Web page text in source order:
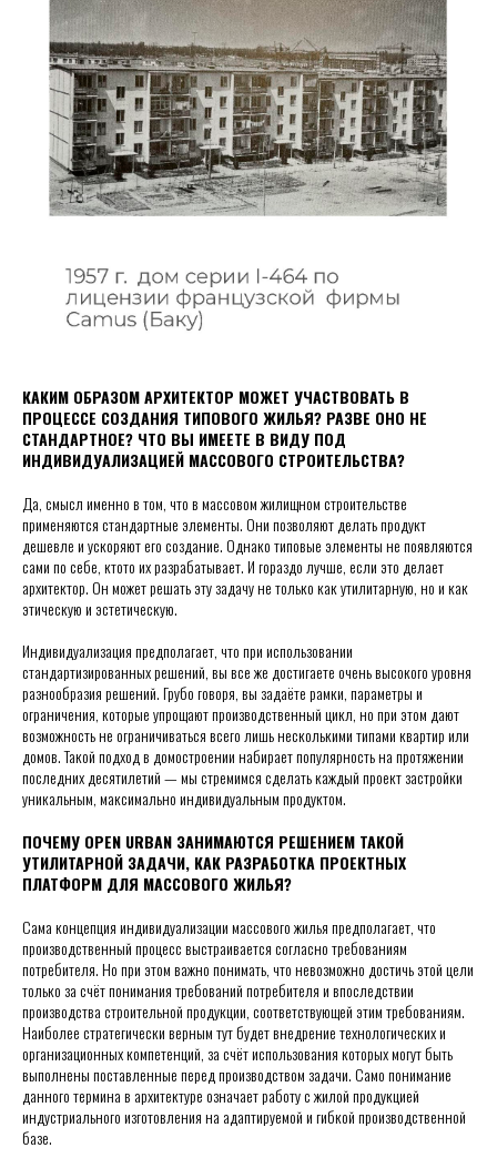
КАКИМ ОБРАЗОМ АРХИТЕКТОР МОЖЕТ УЧАСТВОВАТЬ В
ПРОЦЕССЕ СОЗДАНИЯ ТИПОВОГО ЖИЛЬЯ? РАЗВЕ ОНО НЕ
СТАНДАРТНОЕ? ЧТО ВЫ ИМЕЕТЕ В ВИДУ ПОД
ИНДИВИДУАЛИЗАЦИЕЙ МАССОВОГО СТРОИТЕЛЬСТВА?
Да, смысл именно в том, что в массовом жилищном строительстве
применяются стандартные элементы. Они позволяют делать продукт
дешевле и ускоряют его создание. Однако типовые элементы не появляются
сами по себе, ктото их разрабатывает. И гораздо лучше, если это делает
архитектор. Он может решать эту задачу не только как утилитарную, но и как
этическую и эстетическую.
Индивидуализация предполагает, что при использовании
стандартизированных решений, вы все же достигаете очень высокого уровня
разнообразия решений. Грубо говоря, вы задаёте рамки, параметры и
ограничения, которые упрощают производственный цикл, но при этом дают
возможность не ограничиваться всего лишь несколькими типами квартир или
домов. Такой подход в домостроении набирает популярность на протяжении
последних десятилетий — мы стремимся сделать каждый проект застройки
уникальным, максимально индивидуальным продуктом.
ПОЧЕМУ OPEN URBAN ЗАНИМАЮТСЯ РЕШЕНИЕМ ТАКОЙ
УТИЛИТАРНОЙ ЗАДАЧИ, КАК РАЗРАБОТКА ПРОЕКТНЫХ
ПЛАТФОРМ ДЛЯ МАССОВОГО ЖИЛЬЯ?
Сама концепция индивидуализации массового жилья предполагает, что
производственный процесс выстраивается согласно требованиям
потребителя. Но при этом важно понимать, что невозможно достичь этой цели
только за счёт понимания требований потребителя и впоследствии
производства строительной продукции, соответствующей этим требованиям.
Наиболее стратегически верным тут будет внедрение технологических и
организационных компетенций, за счёт использования которых могут быть
выполнены поставленные перед производством задачи. Само понимание
данного термина в архитектуре означает работу с жилой продукцией
индустриального изготовления на адаптируемой и гибкой производственной
базе.